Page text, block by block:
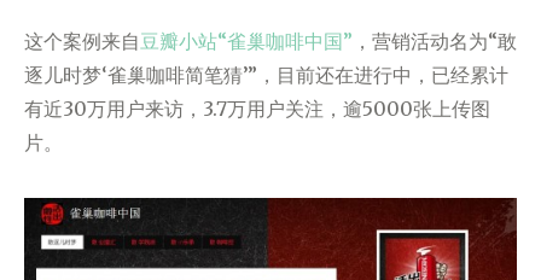
这个案例来自豆瓣小站“雀巢咖啡中国” ，营销活动名为“敢
逐儿时梦‘雀巢咖啡简笔猜’”，目前还在进行中，已经累计
有近30万用户来访，3.7万用户关注，逾5000张上传图
片。